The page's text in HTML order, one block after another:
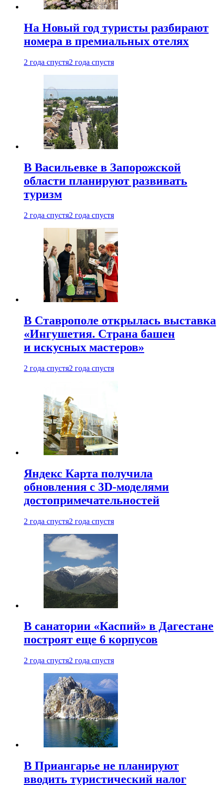
На Новый год туристы разбирают
номера в премиальных отелях
2 года спустя2 года спустя
В Васильевке в Запорожской
области планируют развивать
туризм
2 года спустя2 года спустя
В Ставрополе открылась выставка
«Ингушетия. Страна башен
и искусных мастеров»
2 года спустя2 года спустя
Яндекс Карта получила
обновления с 3D-моделями
достопримечательностей
2 года спустя2 года спустя
В санатории «Каспий» в Дагестане
построят еще 6 корпусов
2 года спустя2 года спустя
В Приангарье не планируют
вводить туристический налог